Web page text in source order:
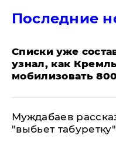
Последние
Списки уже
узнал, как
мобилизовать
Муждабаев
"выбьет